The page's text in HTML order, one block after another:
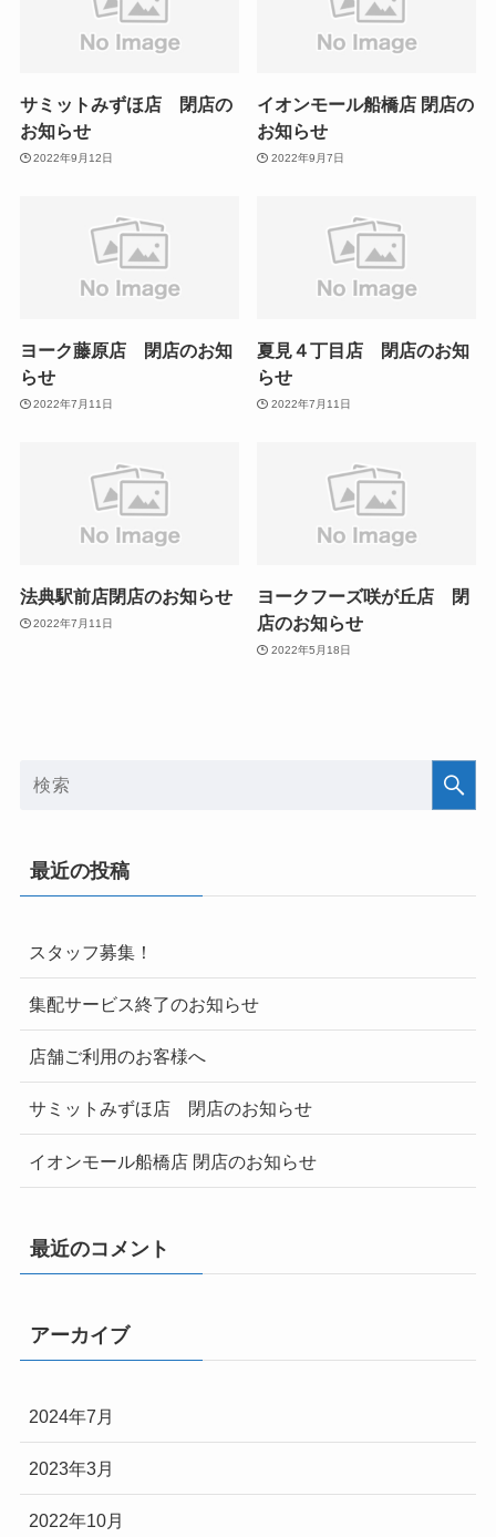
サミットみずほ店 閉店の
お知らせ
2022年9月12日
イオンモール船橋店 閉店の
お知らせ
2022年9月7日
ヨーク藤原店 閉店のお知
らせ
2022年7月11日
夏見４丁目店 閉店のお知
らせ
2022年7月11日
法典駅前店閉店のお知らせ
2022年7月11日
ヨークフーズ咲が丘店 閉
店のお知らせ
2022年5月18日
最近の投稿
スタッフ募集！
集配サービス終了のお知らせ
店舗ご利用のお客様へ
サミットみずほ店 閉店のお知らせ
イオンモール船橋店 閉店のお知らせ
最近のコメント
アーカイブ
2024年7月
2023年3月
2022年10月